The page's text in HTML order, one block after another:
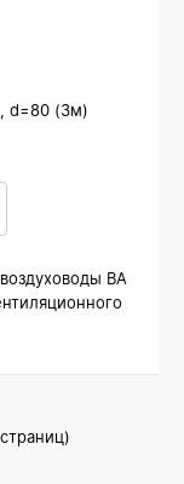
d=80 (3м)
ВА